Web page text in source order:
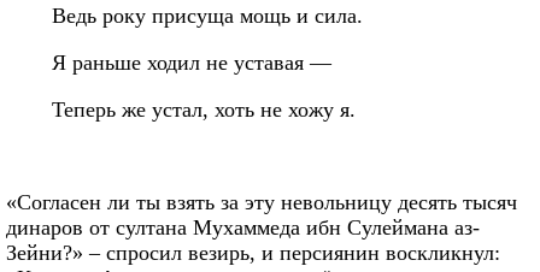
Ведь року присуща мощь и сила.
Я раньше ходил не уставая —
Теперь же устал, хоть не хожу я.
«Согласен ли ты взять за эту невольницу десять тысяч
динаров от султана Мухаммеда ибн Сулеймана аз-
Зейни?» – спросил везирь, и персиянин воскликнул: